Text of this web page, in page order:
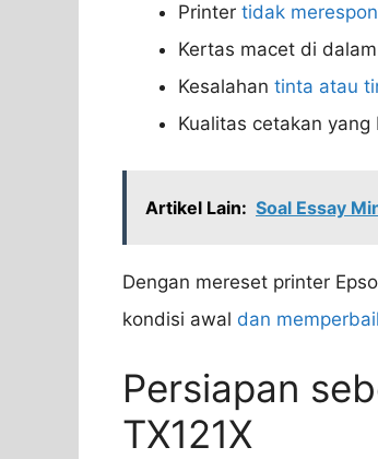
Printer tidak
Kertas macet di
Kesalahan tinta atau
Kualitas cetakan yang
Artikel Lain: Soal Essay
Dengan mereset printer
kondisi awal dan
Persiapan
TX121X